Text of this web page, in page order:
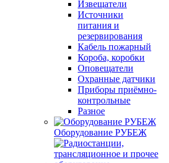
Извещатели
Источники
питания и
резервирования
Кабель пожарный
Короба, коробки
Оповещатели
Охранные датчики
Приборы приёмно-
контрольные
Разное
Оборудование РУБЕЖ